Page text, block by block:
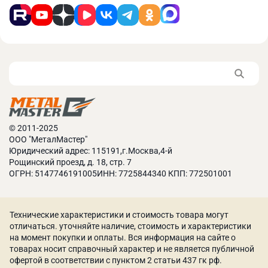
очистить, смазать антикоррозийным маслом и
упаковать в полиэтиленовый пакет.
Торцевой гаечный ключ;
Т-образный ключ;
Зажимы для тисков;
Рабочий упор с основным болтом;
Позиционные шпоночные гайки;
Технический паспорт.
© 2011-2025
ООО "МеталМастер"
Юридический адрес: 115191,г.Москва,4-й
Рощинский проезд, д. 18, стр. 7
ОГРН: 5147746191005ИНН: 7725844340 КПП: 772501001
Технические характеристики и стоимость товара могут
отличаться. уточняйте наличие, стоимость и характеристики
на момент покупки и оплаты. Вся информация на сайте о
товарах носит справочный характер и не является публичной
офертой в соответствии с пунктом 2 статьи 437 гк рф.